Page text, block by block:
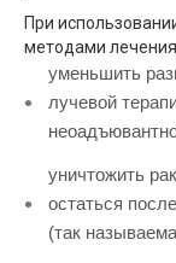
При
методами
уменьшить
лучевой
уничтожить
остаться
(так